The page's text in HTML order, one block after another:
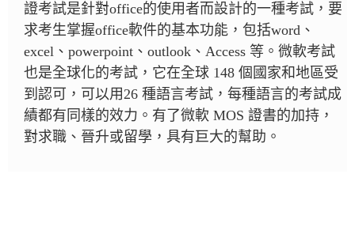
證考試是針對office的使用者而設計的一種考試，要
求考生掌握office軟件的基本功能，包括word、
excel、powerpoint、outlook、Access 等。微軟考試
也是全球化的考試，它在全球 148 個國家和地區受
到認可，可以用26 種語言考試，每種語言的考試成
績都有同樣的效力。有了微軟 MOS 證書的加持，
對求職、晉升或留學，具有巨大的幫助。